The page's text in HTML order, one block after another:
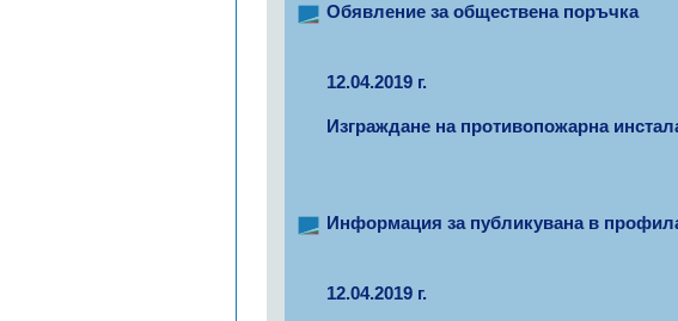
Обявление за обществена поръчка
12.04.2019 г.
Изграждане на противопожарна
Информация за публикувана в
12.04.2019 г.